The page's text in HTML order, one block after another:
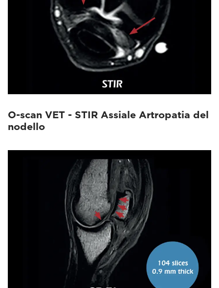
O-scan VET - STIR Assiale Artropatia del
nodello